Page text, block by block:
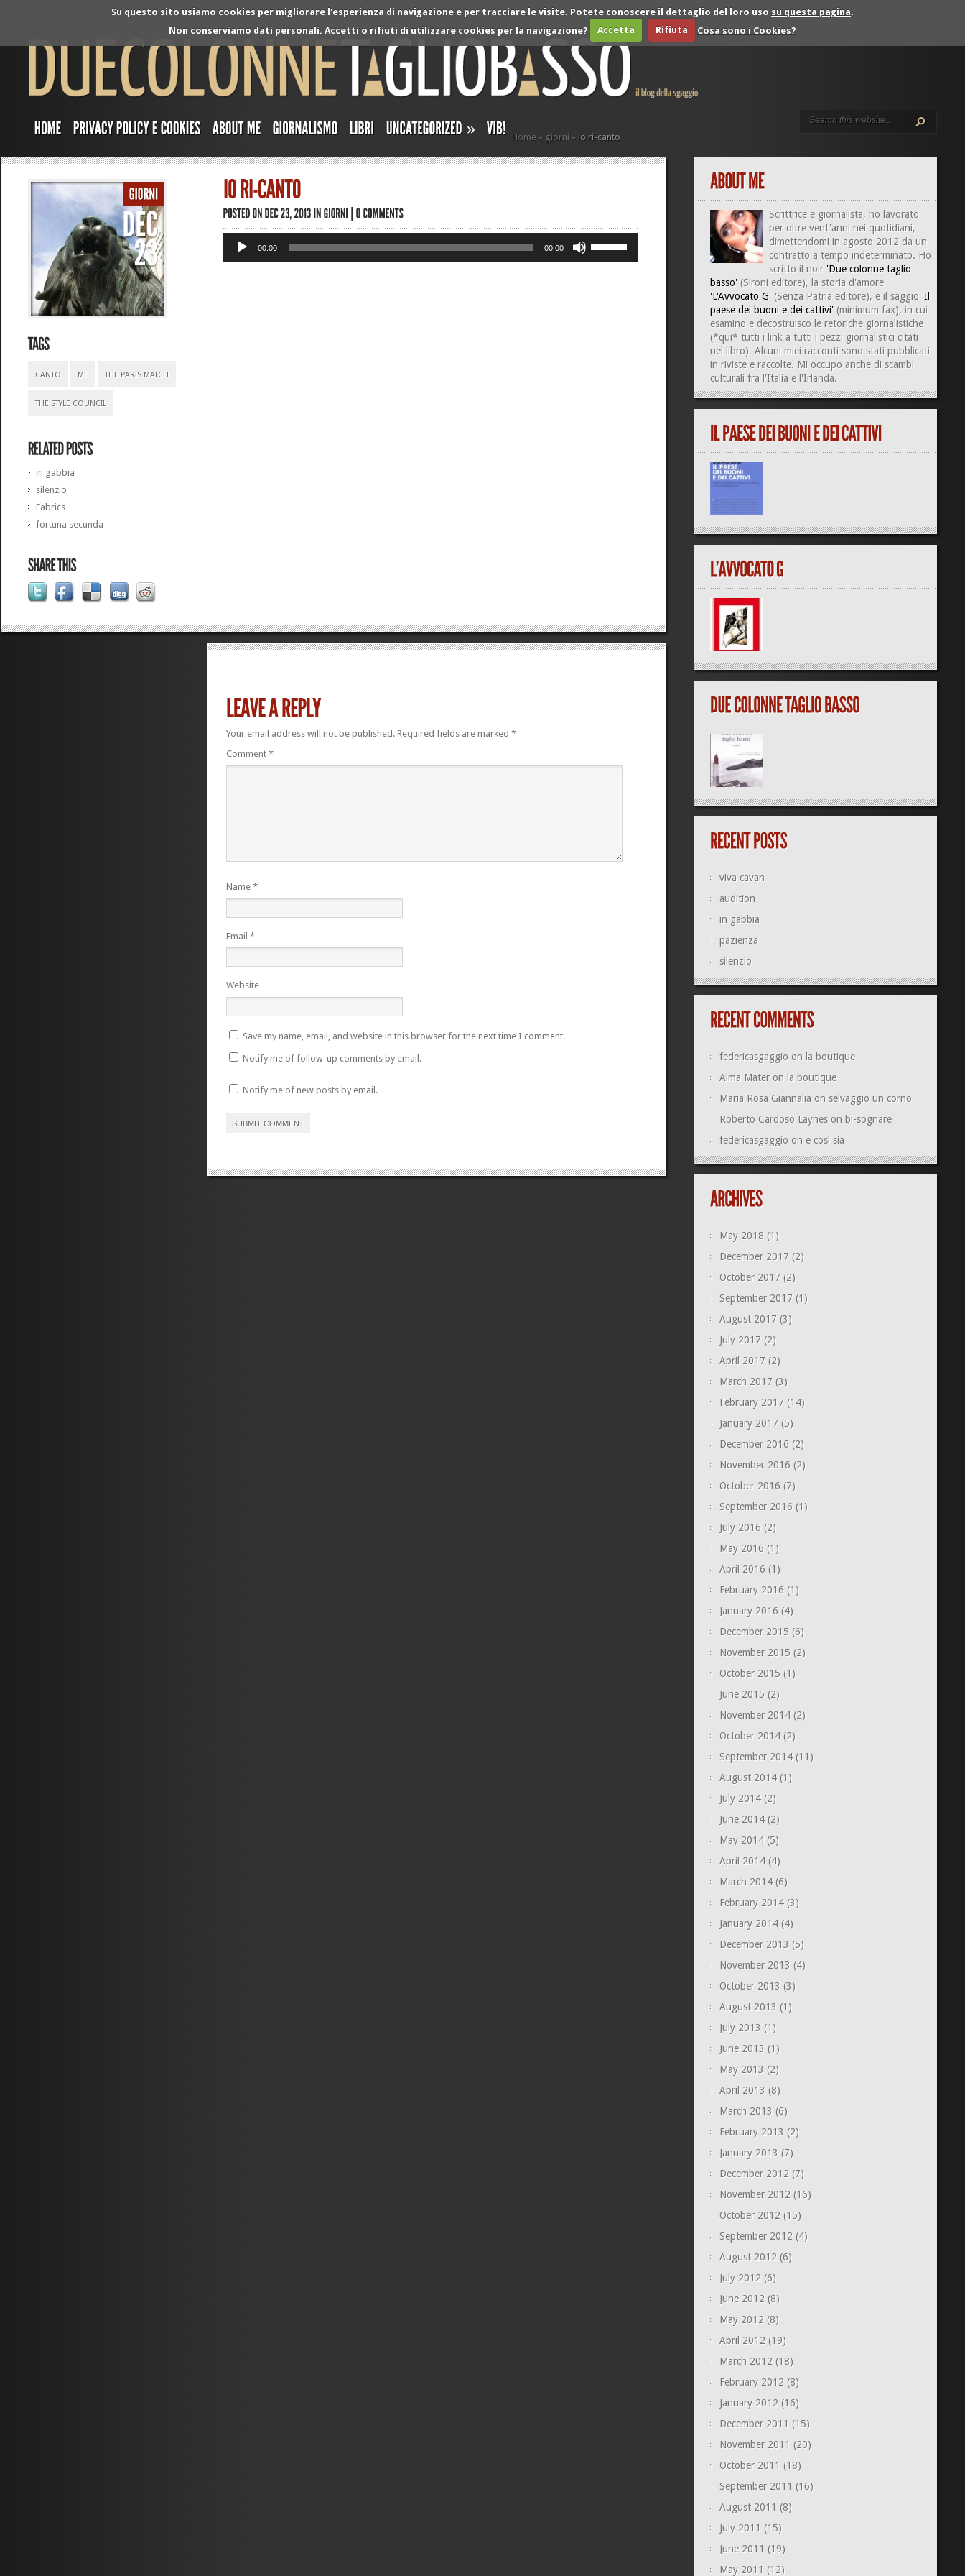
Su questo sito usiamo cookies per migliorare l'esperienza di navigazione e per tracciare le visite. Potete conoscere il dettaglio del loro uso su questa pagina.
Non conserviamo dati personali. Accetti o rifiuti di utilizzare cookies per la navigazione?
Accetta Rifiuta Cosa sono i Cookies?
» Home » giorni » io ri-canto
CANTO ME THE PARIS MATCH
THE STYLE COUNCIL
in gabbia
silenzio
Fabrics
fortuna secunda
Audio
Player
00:00 00:00
Up/Down
Your email address will not be published. Required fields are marked *
Comment *
Name *
Email *
Website
Save my name, email, and website in this browser for the next time I comment.
Notify me of follow-up comments by email.
Notify me of new posts by email.
Scrittrice e giornalista, ho lavorato
per oltre vent'anni nei quotidiani,
dimettendomi in agosto 2012 da un
contratto a tempo indeterminato. Ho
scritto il noir 'Due colonne taglio
basso'(Sironi editore), la storia d'amore
'L'Avvocato G'(Senza Patria editore), e il saggio 'Il
paese dei buoni e dei cattivi'(minimum fax), in cui
esamino e decostruisco le retoriche giornalistiche
(*qui* tutti i link a tutti i pezzi giornalistici citati
nel libro). Alcuni miei racconti sono stati pubblicati
in riviste e raccolte. Mi occupo anche di scambi
culturalifra l'Italia e l'Irlanda.
viva cavan
audition
in gabbia
pazienza
silenzio
federicasgaggioon la boutique
Alma Materon la boutique
Maria Rosa Giannalia on selvaggio un corno
Roberto Cardoso Layneson bi-sognare
federicasgaggioon e così sia
May 2018(1)
December 2017(2)
October 2017(2)
September 2017(1)
August 2017(3)
July 2017(2)
April 2017(2)
March 2017(3)
February 2017(14)
January 2017(5)
December 2016(2)
November 2016(2)
October 2016(7)
September 2016(1)
July 2016(2)
May 2016(1)
April 2016(1)
February 2016(1)
January 2016(4)
December 2015(6)
November 2015(2)
October 2015(1)
June 2015(2)
November 2014(2)
October 2014(2)
September 2014(11)
August 2014(1)
July 2014(2)
June 2014(2)
May 2014(5)
April 2014(4)
March 2014(6)
February 2014(3)
January 2014(4)
December 2013 (5)
November 2013 (4)
October 2013 (3)
August 2013 (1)
July 2013 (1)
June 2013 (1)
May 2013 (2)
April 2013 (8)
March 2013 (6)
February 2013 (2)
January 2013 (7)
December 2012(7)
November 2012(16)
October 2012(15)
September 2012(4)
August 2012(6)
July 2012(6)
June 2012(8)
May 2012(8)
April 2012(19)
March 2012(18)
February 2012(8)
January 2012(16)
December 2011 (15)
November 2011 (20)
October 2011 (18)
September 2011 (16)
August 2011 (8)
July 2011 (15)
June 2011 (19)
May 2011 (12)